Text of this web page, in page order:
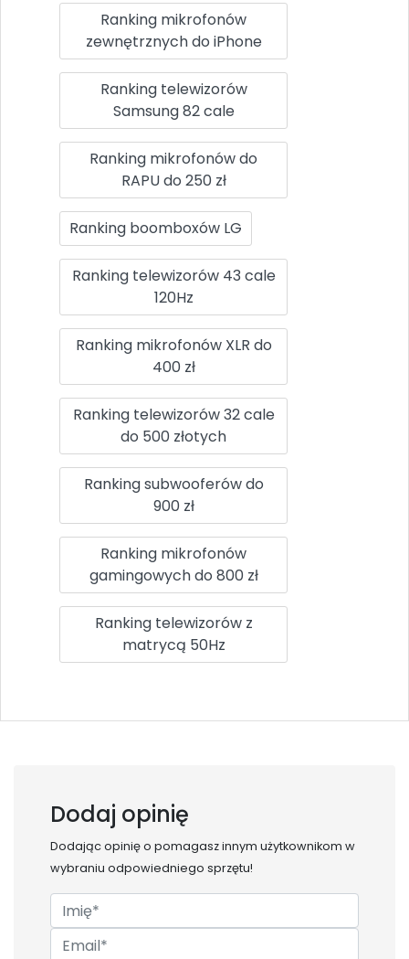
Ranking mikrofonów
zewnętrznych do iPhone
Ranking telewizorów
Samsung 82 cale
Ranking mikrofonów do
RAPU do 250 zł
Ranking boomboxów LG
Ranking telewizorów 43 cale
120Hz
Ranking mikrofonów XLR do
400 zł
Ranking telewizorów 32 cale
do 500 złotych
Ranking subwooferów do
900 zł
Ranking mikrofonów
gamingowych do 800 zł
Ranking telewizorów z
matrycą 50Hz
Dodaj opinię
Dodając opinię o pomagasz innym użytkownikom w
wybraniu odpowiedniego sprzętu!